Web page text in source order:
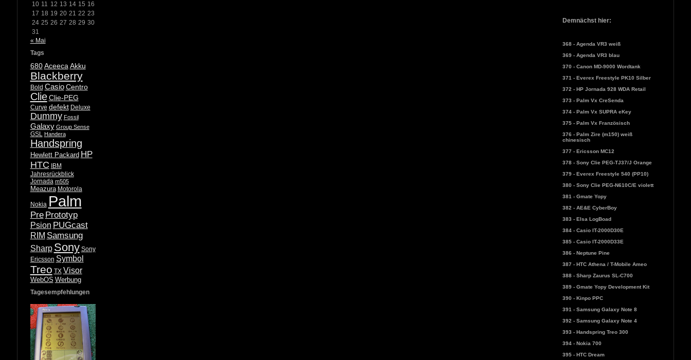
10 11 12 13 14 15 16
17 18 19 20 21 22 23
24 25 26 27 28 29 30
31
« Mai
Tags
680 Aceeca Akku
Blackberry
Bold Casio Centro
Clie Clie-PEG
Curve defekt Deluxe
Dummy Fossil
Galaxy Group Sense
GSL Handera
Handspring
Hewlett Packard HP
HTC
IBM
Jahresrückblick
Jornada m505
Meazura Motorola
Nokia Palm
Pre Prototyp
Psion PUGcast
RIM Samsung
Sharp Sony Sony
Ericsson Symbol
Treo TX Visor
WebOS Werbung
Tagesempfehlungen
Demnächst hier:
368 - Agenda VR3 weiß
369 - Agenda VR3 blau
370 - Canon MD-9000 Wordtank
371 - Everex Freestyle PK10 Silber
372 - HP Jornada 928 WDA Retail
373 - Palm Vx CreSenda
374 - Palm Vx SUPRA eKey
375 - Palm Vx Französisch
376 - Palm Zire (m150) weiß
chinesisch
377 - Ericsson MC12
378 - Sony Clie PEG-TJ37/J Orange
379 - Everex Freestyle 540 (PP10)
380 - Sony Clie PEG-N610C/E violett
381 - Gmate Yopy
382 - AE&E CyberBoy
383 - Elsa LogBoad
384 - Casio IT-2000D30E
385 - Casio IT-2000D33E
386 - Neptune Pine
387 - HTC Athena / T-Mobile Ameo
388 - Sharp Zaurus SL-C700
389 - Gmate Yopy Development Kit
390 - Kinpo PPC
391 - Samsung Galaxy Note 8
392 - Samsung Galaxy Note 4
393 - Handspring Treo 300
394 - Nokia 700
395 - HTC Dream